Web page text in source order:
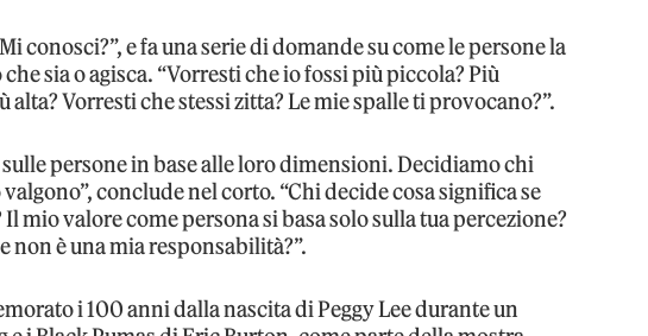
conosci?”, e fa una serie di domande su come le persone la
sia o agisca. “Vorresti che io fossi più piccola? Più
alta? Vorresti che stessi zitta? Le mie spalle ti provocano?”.
persone in base alle loro dimensioni. Decidiamo chi
conclude nel corto. “Chi decide cosa significa se
mio valore come persona si basa solo sulla tua percezione?
non è una mia responsabilità?”.
i 100 anni dalla nascita di Peggy Lee durante un